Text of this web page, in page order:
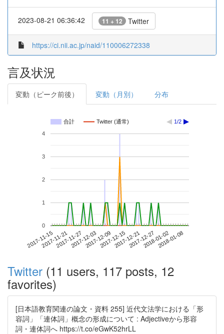
2023-08-21 06:36:42 11 + 12 Twitter
https://ci.nii.ac.jp/naid/110006272338
言及状況
変動（ピーク前後） 変動（月別） 分布
合計 Twitter (通常) 1/2
2017-11-152017-11-212017-11-272017-12-032017-12-092017-12-152017-12-212017-12-272018-01-022018-01-08
0
1
2
3
4
Twitter (11 users, 117 posts, 12
favorites)
[日本語教育関連の論文・資料 255] 近代文法学における「形
容詞」「連体詞」概念の形成について : Adjectiveから形容
詞・連体詞へ https://t.co/eGwK52hrLL